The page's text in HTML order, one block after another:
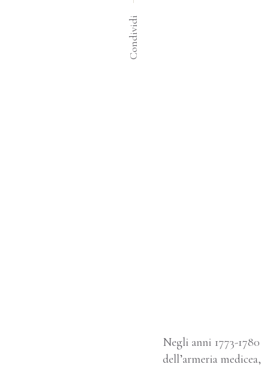
Condividi
Negli anni 1773-
dell’armeria medicea,